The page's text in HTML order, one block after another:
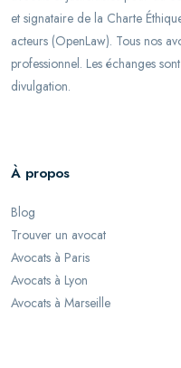
et signataire de la Charte
acteurs (OpenLaw). Tous nos
professionnel. Les échanges
divulgation.
À propos
Blog
Trouver un avocat
Avocats à Paris
Avocats à Lyon
Avocats à Marseille